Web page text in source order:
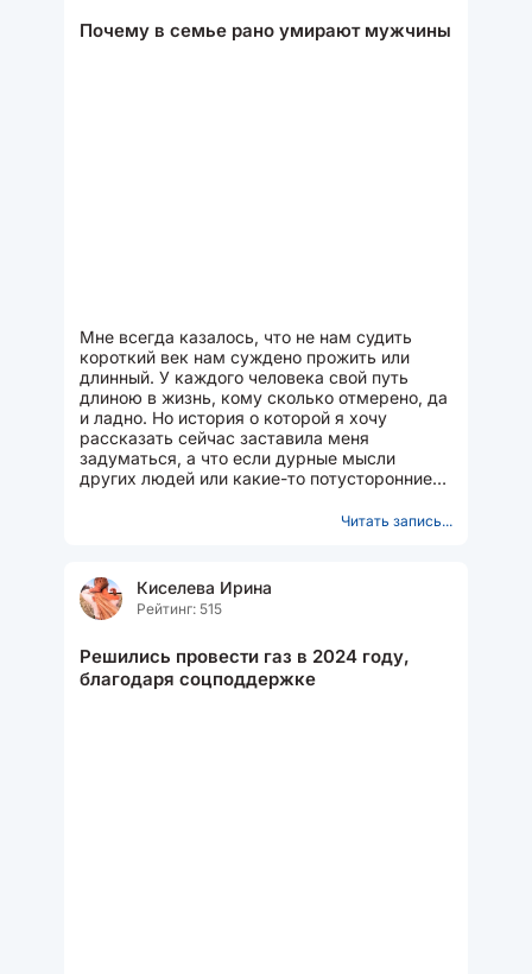
Почему в семье рано умирают мужчины
Мне всегда казалось, что не нам судить
короткий век нам суждено прожить или
длинный. У каждого человека свой путь
длиною в жизнь, кому сколько отмерено, да
и ладно. Но история о которой я хочу
рассказать сейчас заставила меня
задуматься, а что если дурные мысли
других людей или какие-то потусторонние
Читать запись...
Киселева Ирина
Рейтинг: 515
Решились провести газ в 2024 году,
благодаря соцподдержке